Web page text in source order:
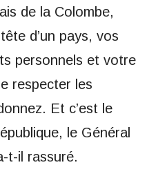
de la Colombe,
d’un pays, vos
personnels et votre
respecter les
Et c’est le
le Général
t-il rassuré.